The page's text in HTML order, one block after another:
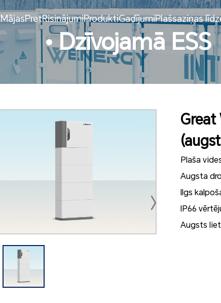
MājasPretRisinājumiProduktiGadījumiPlašsaziņas
• Dzīvojamā ESS
Great
Plaša
Augsta
Ilgs
IP66
Augsts